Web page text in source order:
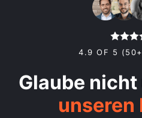
4.9 OF 5 (50+
Glaube nicht
unseren